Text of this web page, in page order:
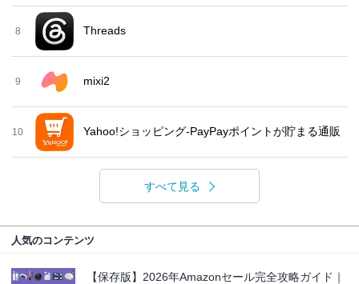
8 Threads
9 mixi2
10 Yahoo!ショッピング-PayPayポイントが貯まる通販
すべて見る
人気のコンテンツ
【保存版】2026年Amazonセール完全攻略ガイド｜